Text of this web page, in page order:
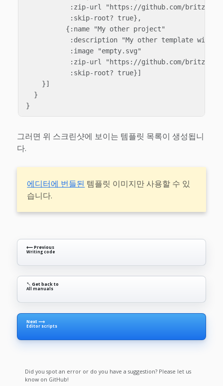
:zip-url "https://github.com/britzl/
           :skip-root? true},
          {:name "My other project"
:description "My other template with
           :image "empty.svg"
:zip-url "https://github.com/britzl/
           :skip-root? true}]
    }]
  }
그러면 위 스크린샷에 보이는 템플릿 목록이 생성됩니
다.
에디터에 번들된 템플릿 이미지만 사용할 수 있
습니다.
⟵ Previous
Writing code
↖ Get back to
All manuals
Next ⟶
Editor scripts
Did you spot an error or do you have a suggestion? Please let us
know on GitHub!